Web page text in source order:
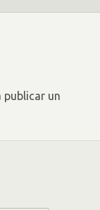
publicar un